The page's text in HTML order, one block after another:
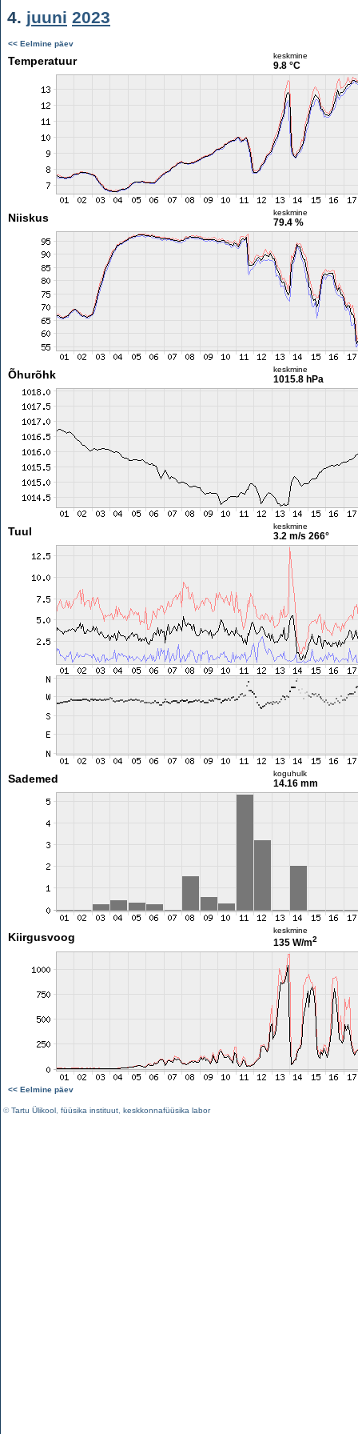
4. juuni 2023
<< Eelmine päev
Temperatuur keskmine
9.8 °C
Niiskus keskmine
79.4 %
Õhurõhk keskmine
1015.8 hPa
Tuul keskmine
3.2 m/s 266°
Sademed koguhulk
14.16 mm
Kiirgusvoog
keskmine
135 W/m2
<< Eelmine päev
©Tartu Ülikool füüsika instituut keskkonnafüüsika labor